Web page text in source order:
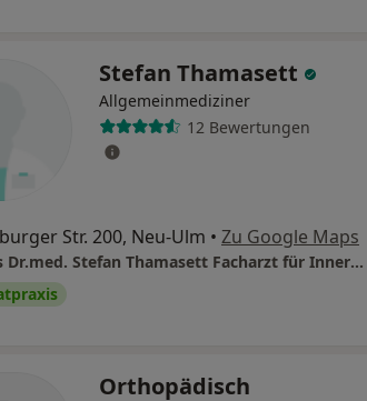
Stefan Thamasett
Allgemeinmediziner
12 Bewertungen
Str. 200, Neu-Ulm • Zu Google Maps
Praxis Dr.med. Stefan Thamasett Facharzt für Innere Medizin
Orthopädisch